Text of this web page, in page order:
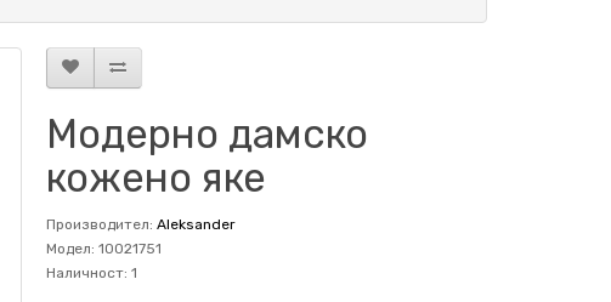
Модерно дамско
кожено яке
Производител: Aleksander
Модел: 10021751
Наличност: 1